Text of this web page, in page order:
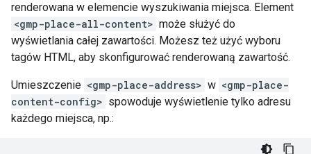
renderowana w elemencie wyszukiwania miejsca. Element
<gmp-place-all-content> może służyć do
wyświetlania całej zawartości. Możesz też użyć wyboru
tagów HTML, aby skonfigurować renderowaną zawartość.
Umieszczenie <gmp-place-address> w <gmp-place-
content-config> spowoduje wyświetlenie tylko adresu
każdego miejsca, np.: